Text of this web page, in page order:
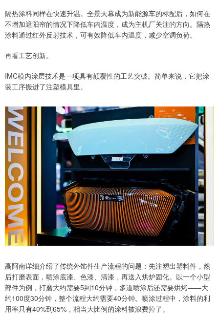
隔热涂料同样在快速升温。全景天幕成为新能源车的标配后，如何在
不增加遮阳帘的情况下降低车内温度，成为主机厂关注的方向。隔热
涂料通过红外反射技术，可有效降低车内温度，减少空调负荷。
再看工艺创新。
IMC模内涂层技术是一项具有颠覆性的工艺突破。简单来说，它把涂
装工序搬进了注塑模具里。
高阿南详细介绍了传统外饰件生产流程的问题：先注塑出塑料件，然
后打磨表面，喷涂底漆、色漆、清漆，再送入烘炉固化。以一个小型
部件为例，打磨大约需要5到10分钟，多道喷涂后还需要烘烤——大
约100度30分钟，整个流程大约需要40分钟。喷涂过程中，涂料的利
用率只有40%到65%，相当大比例的涂料被浪费掉了。